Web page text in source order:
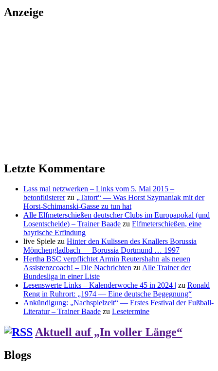
Anzeige
Letzte Kommentare
Lass mal netzwerken – Links vom 5. Mai 2015 –
betonflüstererzu „Tatort“ — Was Horst Szymaniak mit der
Horst-Schimanski-Gasse zu tun hat
Alle Elfmeterschießen deutscher Clubs im Europapokal (und
Losentscheide) – Trainer Baade zu Elfmeterschießen, eine
bayrische Erfindung
live Spiele zu Hinter den Kulissen des Knallers Borussia
Mönchengladbach — Borussia Dortmund … 1997
Hertha BSC verpflichtet Armin Reutershahn als neuen
Assistenzcoach! – Die Nachrichten zuAlle Trainer der
Bundesliga in einer Liste
Lesenswerte Links – Kalenderwoche 45 in 2024 | zu Ronald
Reng in Ruhrort: „1974 — Eine deutsche Begegnung“
Ankündigung: „Nachspielzeit“ — Erstes Festival der Fußball-
Literatur – Trainer Baade zu Lesetermine
Aktuell auf „In voller Länge“
Blogs